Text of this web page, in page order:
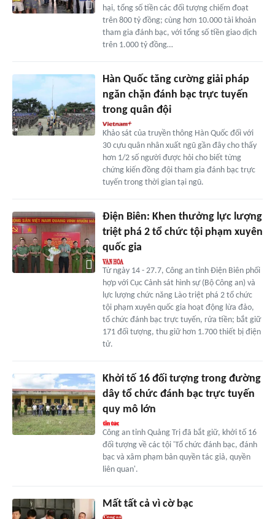
hại, tổng số tiền các đối tượng chiếm đoạt
trên 800 tỷ đồng; cùng hơn 10.000 tài khoản
tham gia đánh bạc, với tổng số tiền giao dịch
trên 1.000 tỷ đồng…
Hàn Quốc tăng cường giải pháp
ngăn chặn đánh bạc trực tuyến
trong quân đội
Khảo sát của truyền thông Hàn Quốc đối với
30 cựu quân nhân xuất ngũ gần đây cho thấy
hơn 1/2 số người được hỏi cho biết từng
chứng kiến đồng đội tham gia đánh bạc trực
tuyến trong thời gian tại ngũ.
Điện Biên: Khen thưởng lực lượng
triệt phá 2 tổ chức tội phạm xuyên
quốc gia
Từ ngày 14 - 27.7, Công an tỉnh Điện Biên phối
hợp với Cục Cảnh sát hình sự (Bộ Công an) và
lực lượng chức năng Lào triệt phá 2 tổ chức
tội phạm xuyên quốc gia hoạt động lừa đảo,
tổ chức đánh bạc trực tuyến, rửa tiền; bắt giữ
171 đối tượng, thu giữ hơn 1.700 thiết bị điện
tử.
Khởi tố 16 đối tượng trong đường
dây tổ chức đánh bạc trực tuyến
quy mô lớn
Công an tỉnh Quảng Trị đã bắt giữ, khởi tố 16
đối tượng về các tội 'Tổ chức đánh bạc, đánh
bạc và xâm phạm bản quyền tác giả, quyền
liên quan'.
Mất tất cả vì cờ bạc